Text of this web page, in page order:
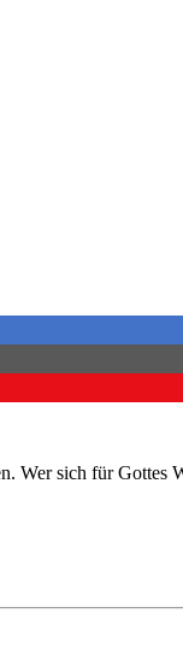
Wer sich für Gottes